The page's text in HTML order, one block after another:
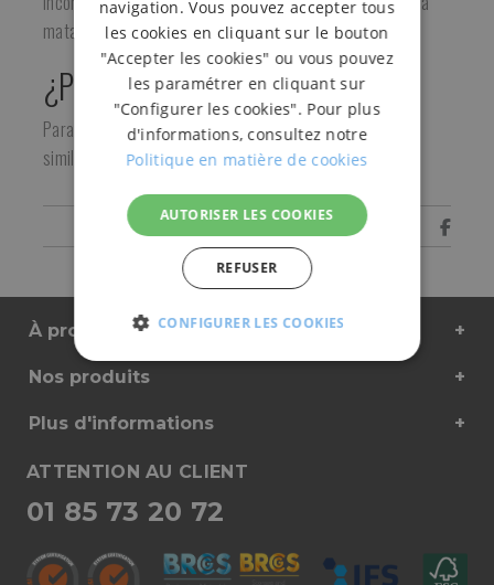
mata días antes de recolectar.
¿Para quién?
Para agricultores de escarolas y otras plantaciones
similares.
Comparte
À propos de nous
Nos produits
Plus d'informations
ATTENTION AU CLIENT
01 85 73 20 72
navigation. Vous pouvez accepter tous
les cookies en cliquant sur le bouton
"Accepter les cookies" ou vous pouvez
les paramétrer en cliquant sur
"Configurer les cookies". Pour plus
d'informations, consultez notre
Politique en matière de cookies
AUTORISER LES COOKIES
REFUSER
CONFIGURER LES COOKIES
NÉCESSAIRES
PERFORMANCE